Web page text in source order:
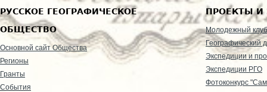
РУССКОЕ ГЕОГРАФИЧЕСКОЕ
ОБЩЕСТВО
Основной сайт Общества
Регионы
Гранты
События
ПРОЕКТЫ И
Молодежный клуб
Географический
Экспедиции и
Экспедиции РГО
Фотоконкурс